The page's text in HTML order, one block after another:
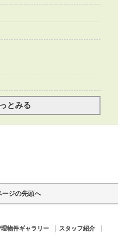
とみる
ージの先頭へ
物件ギャラリー
スタッフ紹介